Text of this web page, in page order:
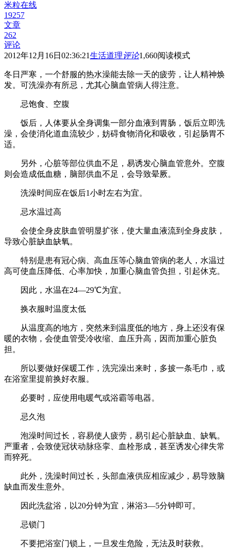
米粒在线
19257
文章
262
评论
2012年12月16日02:36:21生活道理评论1,660阅读模式
冬日严寒，一个舒服的热水澡能去除一天的疲劳，让人精神焕
发。可洗澡亦有所忌，尤其心脑血管病人得注意。
忌饱食、空腹
饭后，人体要从全身调集一部分血液到胃肠，饭后立即洗
澡，会使消化道血流较少，妨碍食物消化和吸收，引起肠胃不
适。
另外，心脏等部位供血不足，易诱发心脑血管意外。空腹
则会造成低血糖，脑部供血不足，会导致晕厥。
洗澡时间应在饭后1小时左右为宜。
忌水温过高
会使全身皮肤血管明显扩张，使大量血液流到全身皮肤，
导致心脏缺血缺氧。
特别是患有冠心病、高血压等心脑血管病的老人，水温过
高可使血压降低、心率加快，加重心脑血管负担，引起休克。
因此，水温在24—29℃为宜。
换衣服时温度太低
从温度高的地方，突然来到温度低的地方，身上还没有保
暖的衣物，会使血管受冷收缩、血压升高，因而加重心脏负
担。
所以要做好保暖工作，洗完澡出来时，多披一条毛巾，或
在浴室里提前换好衣服。
必要时，应使用电暖气或浴霸等电器。
忌久泡
泡澡时间过长，容易使人疲劳，易引起心脏缺血、缺氧。
严重者，会致使冠状动脉痉挛、血栓形成，甚至诱发心律失常
而猝死。
此外，洗澡时间过长，头部血液供应相应减少，易导致脑
缺血而发生意外。
因此洗盆浴，以20分钟为宜，淋浴3—5分钟即可。
忌锁门
不要把浴室门锁上，一旦发生危险，无法及时获救。